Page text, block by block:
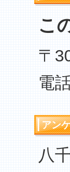
こ
〒
電
アン
八